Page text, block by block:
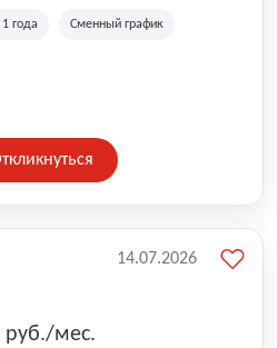
Петербурге и
года Сменный график
руб./мес.
14.07.2026